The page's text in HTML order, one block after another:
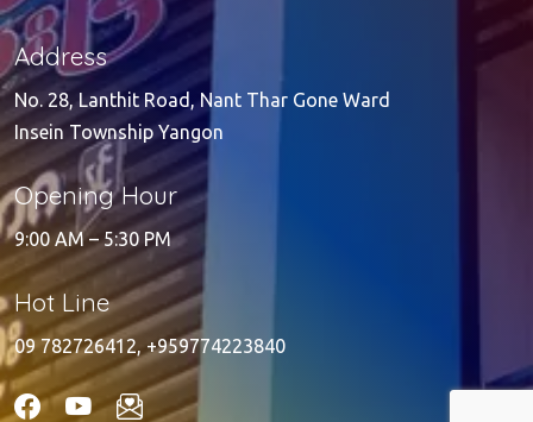
Address
No. 28, Lanthit Road, Nant Thar Gone Ward
Insein Township Yangon
Opening Hour
9:00 AM – 5:30 PM
Hot Line
09 782726412, +959774223840